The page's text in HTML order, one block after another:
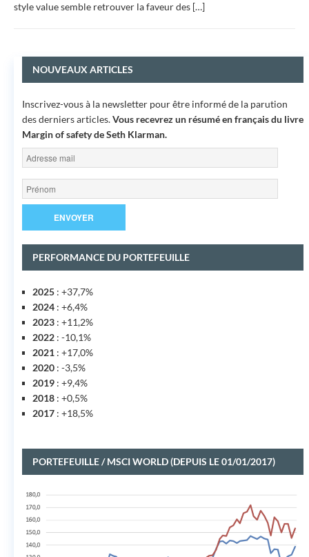
style value semble retrouver la faveur des […]
NOUVEAUX ARTICLES
Inscrivez-vous à la newsletter pour être informé de la parution
des derniers articles.Vous recevrez un résumé en français du livre
Margin of safetyde Seth Klarman.
PERFORMANCE DU PORTEFEUILLE
2025 : +37,7%
2024 : +6,4%
2023 : +11,2%
2022 : -10,1%
2021 : +17,0%
2020 : -3,5%
2019 : +9,4%
2018 : +0,5%
2017 : +18,5%
PORTEFEUILLE / MSCI WORLD (DEPUIS LE 01/01/2017)